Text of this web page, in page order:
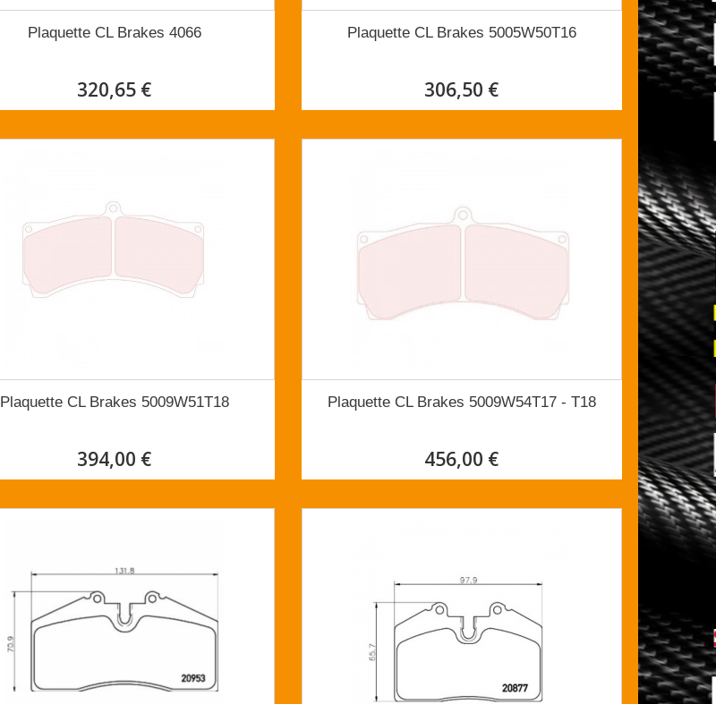
Plaquette CL Brakes 4066
320,65 €
Plaquette CL Brakes 5005W50T16
306,50 €
Plaquette CL Brakes 5009W51T18
394,00 €
Plaquette CL Brakes 5009W54T17 - T18
456,00 €